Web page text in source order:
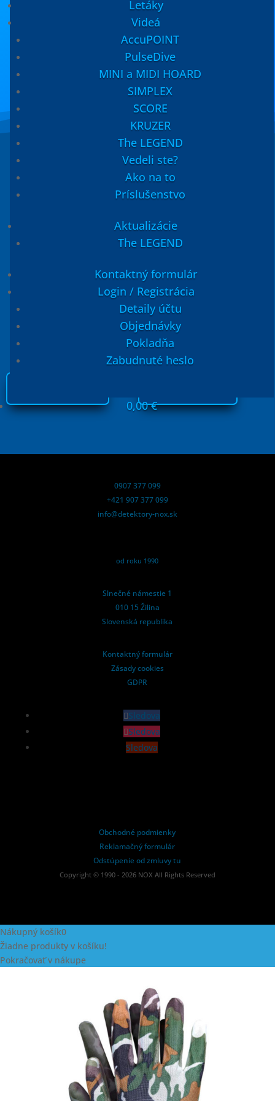
Letáky
Videá
AccuPOINT
PulseDive
MINI a MIDI HOARD
SIMPLEX
SCORE
KRUZER
The LEGEND
Vedeli ste?
Ako na to
Príslušenstvo
Aktualizácie
The LEGEND
Kontaktný formulár
Login / Registrácia
Detaily účtu
Objednávky
Pokladňa
Zabudnuté heslo
0,00€
Máte otázku k tomuto
Zavolajte nám, alebo vyplňte
kontaktný formulár:
0907 377 099
+421 907 377 099
info@detektory-nox.sk
od roku 1990
Slnečné námestie 1
010 15 Žilina
Slovenská republika
Kontaktný formulár
Zásady cookies
GDPR
Sledova
Sledova
Sledova
Obchodné podmienky
Reklamačný formulár
Odstúpenie od zmluvy tu
Copyright © 1990 - 2026 NOX All Rights Reserved
Nákupný košík0
Žiadne produkty v košíku!
Pokračovať v nákupe